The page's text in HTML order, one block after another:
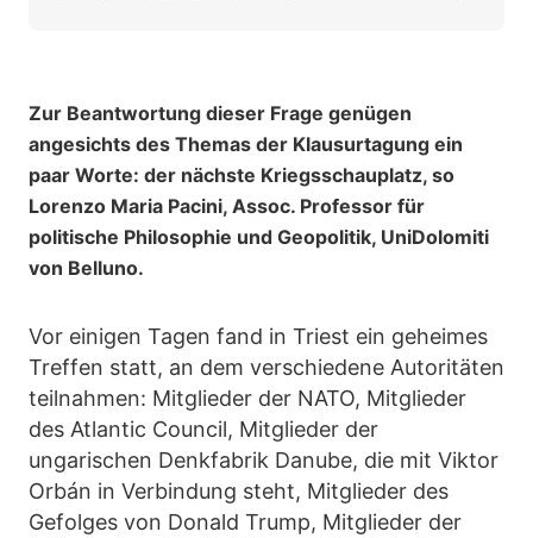
Zur Beantwortung dieser Frage genügen
angesichts des Themas der Klausurtagung ein
paar Worte: der nächste Kriegsschauplatz, so
Lorenzo Maria Pacini, Assoc. Professor für
politische Philosophie und Geopolitik, UniDolomiti
von Belluno.
Vor einigen Tagen fand in Triest ein geheimes
Treffen statt, an dem verschiedene Autoritäten
teilnahmen: Mitglieder der NATO, Mitglieder
des Atlantic Council, Mitglieder der
ungarischen Denkfabrik Danube, die mit Viktor
Orbán in Verbindung steht, Mitglieder des
Gefolges von Donald Trump, Mitglieder der